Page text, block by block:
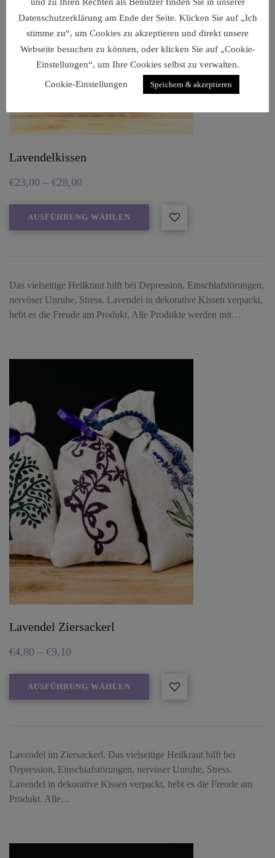
Lavendelkissen
€23,00 – €28,00
AUSFÜHRUNG WÄHLEN
Das vielseitige Heilkraut hilft bei Depression, Einschlafstörungen,
nervöser Unruhe, Stress. Lavendel in dekorative Kissen verpackt,
hebt es die Freude am Produkt. Alle Produkte werden mit…
Lavendel Ziersackerl
€4,80 – €9,10
AUSFÜHRUNG WÄHLEN
Lavendel im Ziersackerl. Das vielseitige Heilkraut hilft bei
Depression, Einschlafstörungen, nervöser Unruhe, Stress.
Lavendel in dekorative Kissen verpackt, hebt es die Freude am
Produkt. Alle…
Datenschutzerklärung am Ende der Seite. Klicken Sie auf „Ich
stimme zu“, um Cookies zu akzeptieren und direkt unsere
Webseite besuchen zu können, oder klicken Sie auf „Cookie-
Einstellungen“, um Ihre Cookies selbst zu verwalten.
Cookie-Einstellungen
Speichern & akzeptieren